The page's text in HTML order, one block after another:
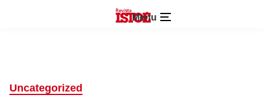
Menu
Uncategorized